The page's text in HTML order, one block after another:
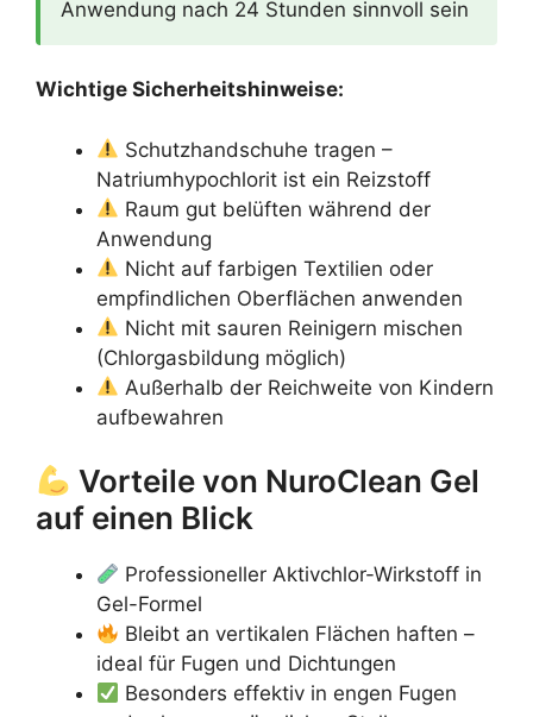
Anwendung nach 24 Stunden sinnvoll sein
Wichtige Sicherheitshinweise:
Schutzhandschuhe tragen –
Natriumhypochlorit ist ein Reizstoff
Raum gut belüften während der
Anwendung
Nicht auf farbigen Textilien oder
empfindlichen Oberflächen anwenden
Nicht mit sauren Reinigern mischen
(Chlorgasbildung möglich)
Außerhalb der Reichweite von Kindern
aufbewahren
Vorteile von NuroClean Gel
auf einen Blick
Professioneller Aktivchlor-Wirkstoff in
Gel-Formel
Bleibt an vertikalen Flächen haften –
ideal für Fugen und Dichtungen
Besonders effektiv in engen Fugen